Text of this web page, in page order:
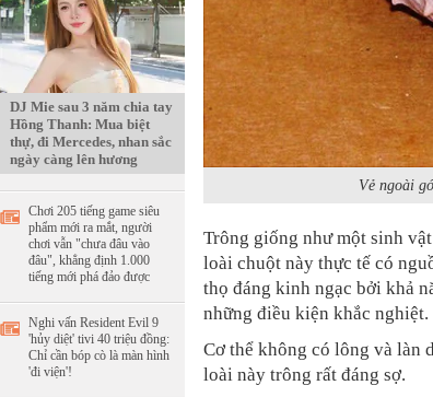
DJ Mie sau 3 năm chia tay
Hồng Thanh: Mua biệt
thự, đi Mercedes, nhan sắc
ngày càng lên hương
Chơi 205 tiếng game siêu
phẩm mới ra mắt, người
chơi vẫn "chưa đâu vào
đâu", khẳng định 1.000
tiếng mới phá đảo được
Nghi vấn Resident Evil 9
'hủy diệt' tivi 40 triệu đồng:
Chỉ cần bóp cò là màn hình
'đi viện'!
Vẻ ngoài
Trông giống như một sinh
loài chuột này thực tế có
thọ đáng kinh ngạc bởi khả
những điều kiện khắc nghiệt.
Cơ thể không có lông và làn
loài này trông rất đáng sợ.